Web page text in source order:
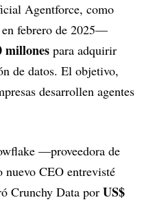
Agentforce, como
en febrero de 2025—
millones para adquirir
de datos. El objetivo,
desarrollen agentes
—proveedora de
nuevo CEO entrevisté
Crunchy Data por US$